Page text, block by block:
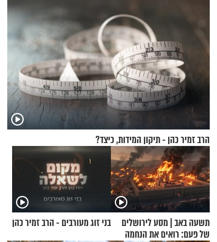
הרב זמיר כהן - תיקון המידות, כיצד?
תשעה באב | מסע לירושלים
של פעם: רואים את הנחמה
בני זוג מעורבים - הרב זמיר כהן